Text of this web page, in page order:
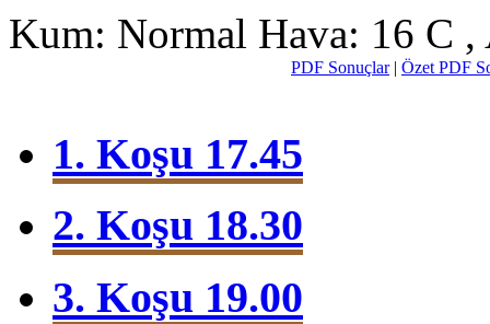
Kum: Normal Hava: 16 C
PDF Sonuçlar| Özet PDF
1. Koşu 17.45
2. Koşu 18.30
3. Koşu 19.00